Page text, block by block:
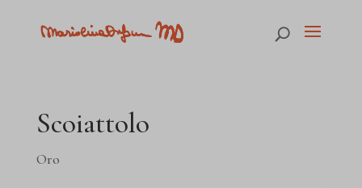
Scoiattolo
Oro